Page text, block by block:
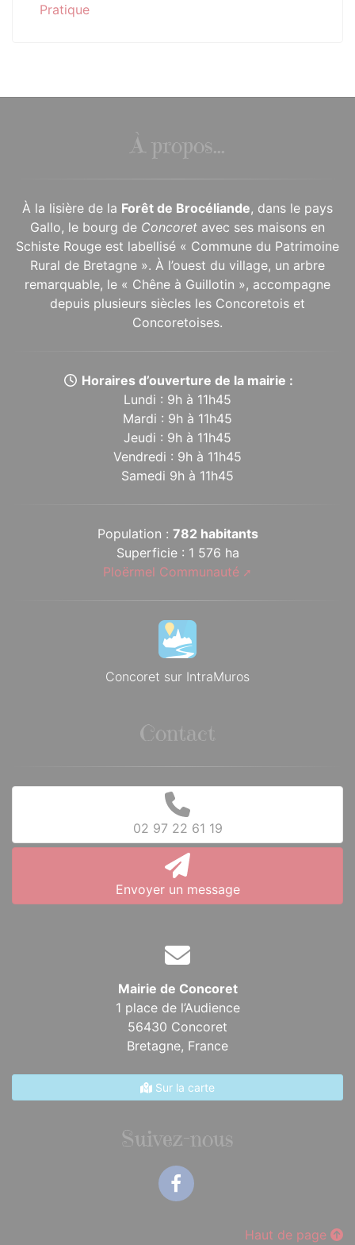
Pratique
À propos...
À la lisière de la Forêt de Brocéliande, dans le pays
Gallo, le bourg de Concoret avec ses maisons en
Schiste Rouge est labellisé « Commune du Patrimoine
Rural de Bretagne ». À l’ouest du village, un arbre
remarquable, le « Chêne à Guillotin », accompagne
depuis plusieurs siècles les Concoretois et
Concoretoises.
Horaires d’ouverture de la mairie :
Lundi : 9h à 11h45
Mardi : 9h à 11h45
Jeudi : 9h à 11h45
Vendredi : 9h à 11h45
Samedi 9h à 11h45
Population : 782 habitants
Superficie : 1 576 ha
Ploërmel Communauté
Concoret sur IntraMuros
Contact
02 97 22 61 19
Envoyer un message
Mairie de Concoret
1 place de l’Audience
56430 Concoret
Bretagne, France
Sur la carte
Suivez-nous
Haut de page